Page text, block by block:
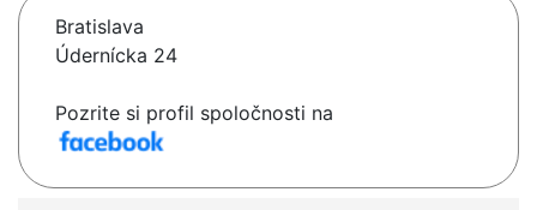
Bratislava
Údernícka 24
Pozrite si profil spoločnosti na